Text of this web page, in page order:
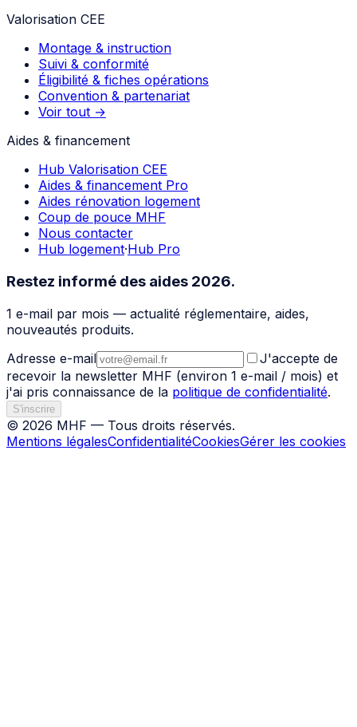
Valorisation CEE
Montage & instruction
Suivi & conformité
Éligibilité & fiches opérations
Convention & partenariat
Voir tout →
Aides & financement
Hub Valorisation CEE
Aides & financement Pro
Aides rénovation logement
Coup de pouce MHF
Nous contacter
Hub logement·Hub Pro
Restez informé des aides 2026.
1 e-mail par mois — actualité réglementaire, aides,
nouveautés produits.
Adresse e-mail
J'accepte de
recevoir la newsletter MHF (environ 1 e-mail / mois) et
j'ai pris connaissance de la politique de confidentialité.
S'inscrire
© 2026 MHF — Tous droits réservés.
Mentions légalesConfidentialitéCookiesGérer les cookies